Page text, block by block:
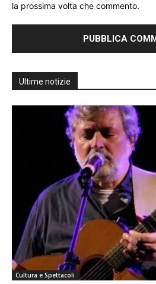
la prossima volta che commento.
Ultime notizie
Cultura e Spettacoli